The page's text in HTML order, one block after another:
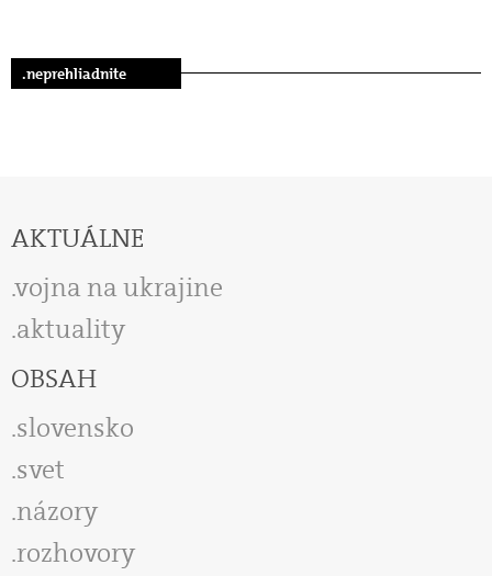
.neprehliadnite
AKTUÁLNE
vojna na ukrajine
aktuality
OBSAH
slovensko
svet
názory
rozhovory